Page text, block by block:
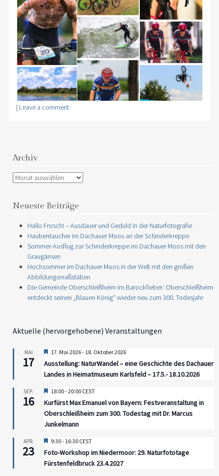
| Leave a comment
Archiv
Archiv
Neueste Beiträge
Hallo Frosch! – Ausdauer und Geduld in der Naturfotografie
Haubentaucher im Dachauer Moos an der Schinderkreppe
Sommer-Ausflug zur Schinderkreppe im Dachauer Moos mit den
Graugänsen
Hochsommer im Dachauer Moos in der Welt mit den großen
Abbildungsmaßstäben
Die Gemeinde Oberschleißheim im Barockfieber: Oberschleißheim
entdeckt seinen „Blauen König“ wieder neu zum 300. Todesjahr
Aktuelle (hervorgehobene) Veranstaltungen
MAI
17
Hervorgehoben
17. Mai 2026- 18. Oktober 2026
Ausstellung: NaturWandel – eine Geschichte des Dachauer
Landes in Heimatmuseum Karlsfeld – 17.5.- 18.10.2026
SEP.
16
Hervorgehoben
18:00-20:00 CEST
Kurfürst Max Emanuel von Bayern: Festveranstaltung in
Oberschleißheim zum 300. Todestag mit Dr. Marcus
Junkelmann
APR.
23
Hervorgehoben
9:30- 16:30 CEST
Foto-Workshop im Niedermoor: 29. Naturfototage
Fürstenfeldbruck 23.4.2027